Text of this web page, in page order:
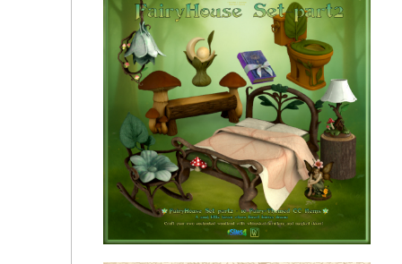
Pink Bow Bed By Snotra902